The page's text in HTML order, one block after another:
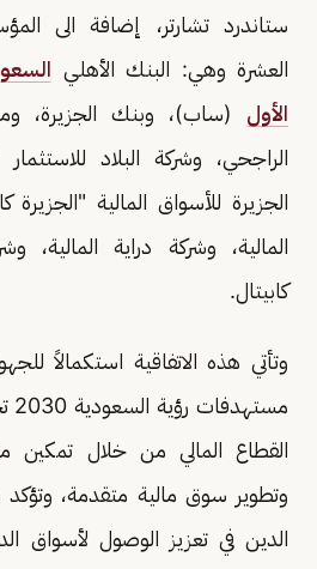
ستاندرد تشارتر، إضافة الى
العشرة وهي: البنك الأهلي
الأول (ساب)، وبنك الجزيرة،
الراجحي، وشركة البلاد للاستثمار
الجزيرة للأسواق المالية "الجزيرة
المالية، وشركة دراية المالية،
كابيتال.
وتأتي هذه الاتفاقية استكمالاً
القطاع المالي من خلال تمكين
وتطوير سوق مالية متقدمة، وتؤكد
الدين في تعزيز الوصول لأسواق